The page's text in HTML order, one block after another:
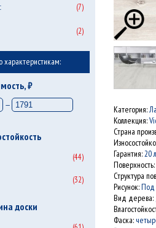
(7)
(2)
4V
характеристикам:
₽
—
(44)
(32)
доски
Категория:
Коллекция:
Страна
Гарантия:20
Поверхность:
Структура
Рисунок:Под
Вид дерева:
Фаска: